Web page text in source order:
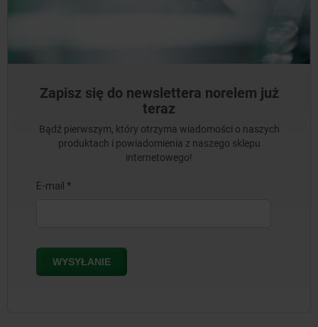
Zapisz się do newslettera norelem już
teraz
Bądź pierwszym, który otrzyma wiadomości o naszych
produktach i powiadomienia z naszego sklepu
internetowego!